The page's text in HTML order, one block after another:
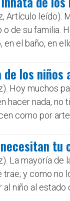
Artículo leído).
de su familia.
el baño, en
los
Hoy muchos
hacer nada,
como por
tu
La mayoría
y como no
niño al estado